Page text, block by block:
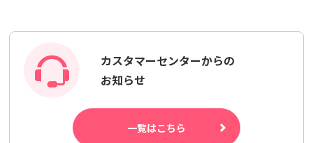
カスタマーセンターからの
お知らせ
一覧はこちら